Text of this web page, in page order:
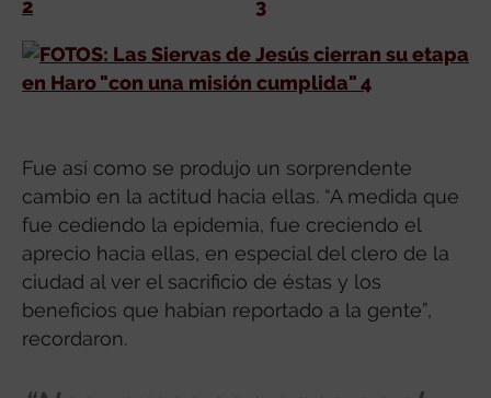
Fue así como se produjo un sorprendente
cambio en la actitud hacia ellas. “A medida que
fue cediendo la epidemia, fue creciendo el
aprecio hacia ellas, en especial del clero de la
ciudad al ver el sacrificio de éstas y los
beneficios que habían reportado a la gente”,
recordaron.